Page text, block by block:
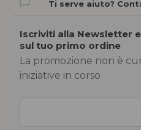
Ti serve aiuto?
Iscriviti alla Newsletter
sul tuo primo ordine
La promozione non è
iniziative in corso